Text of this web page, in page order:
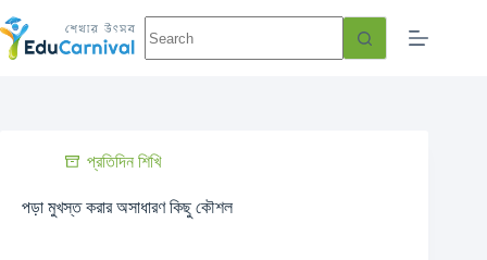
প্রতিদিন শিখি
পড়া মুখস্ত করার অসাধারণ কিছু কৌশল